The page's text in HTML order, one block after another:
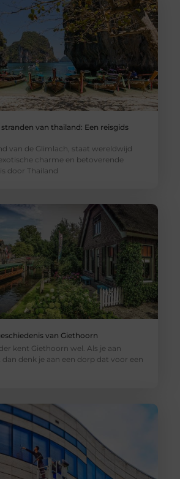
van thailand: Een reisgids
van de Glimlach, staat wereldwijd
charme en betoverende
door Thailand
van Giethoorn
kent Giethoorn wel. Als je aan
denk je aan een dorp dat voor een